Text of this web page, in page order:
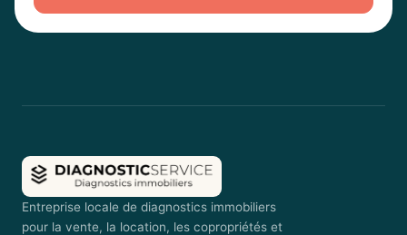
Entreprise locale de diagnostics immobiliers
pour la vente, la location, les copropriétés et